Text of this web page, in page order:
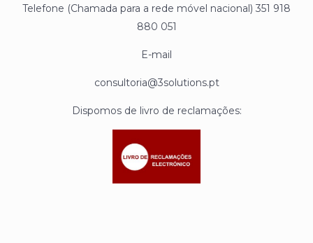
Telefone (Chamada para a rede móvel nacional) 351 918
880 051
E-mail
consultoria@3solutions.pt
Dispomos de livro de reclamações: